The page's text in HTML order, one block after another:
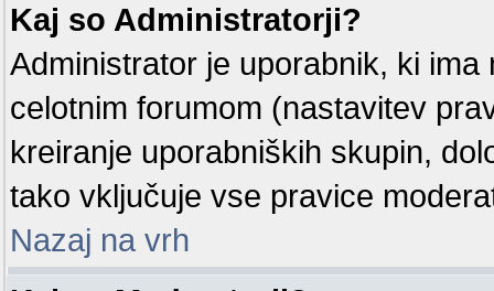
Kaj so Administratorji?
Administrator je uporabnik, ki
celotnim forumom (nastavitev
kreiranje uporabniških skupin,
tako vključuje vse pravice
Nazaj na vrh